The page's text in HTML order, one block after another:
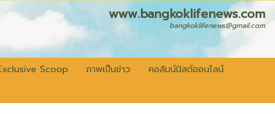
bangkoklifenews@gmail.com
Scoop ภาพเป็นข่าว
คอลัมน์นิสต์ออนไลน์